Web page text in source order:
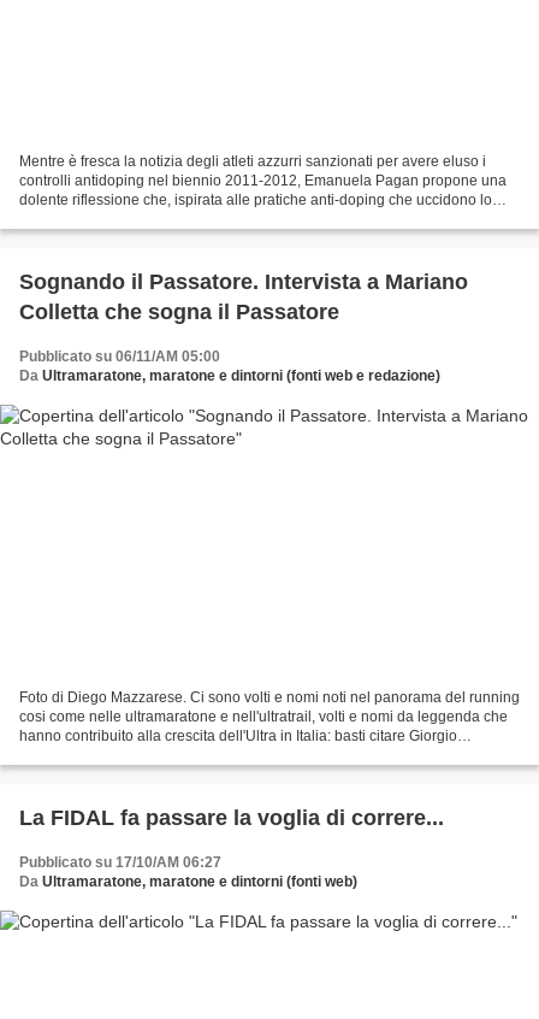
Mentre è fresca la notizia degli atleti azzurri sanzionati per avere eluso i
controlli antidoping nel biennio 2011-2012, Emanuela Pagan propone una
dolente riflessione che, ispirata alle pratiche anti-doping che uccidono lo
Sognando il Passatore. Intervista a Mariano
Colletta che sogna il Passatore
Pubblicato su 06/11/AM 05:00
Da Ultramaratone, maratone e dintorni (fonti web e redazione)
Foto di Diego Mazzarese. Ci sono volti e nomi noti nel panorama del running
cosi come nelle ultramaratone e nell'ultratrail, volti e nomi da leggenda che
hanno contribuito alla crescita dell'Ultra in Italia: basti citare Giorgio
La FIDAL fa passare la voglia di correre...
Pubblicato su 17/10/AM 06:27
Da Ultramaratone, maratone e dintorni (fonti web)